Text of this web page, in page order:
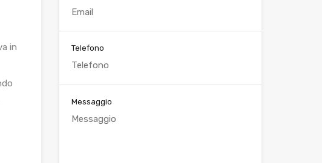
in
Telefono
Messaggio